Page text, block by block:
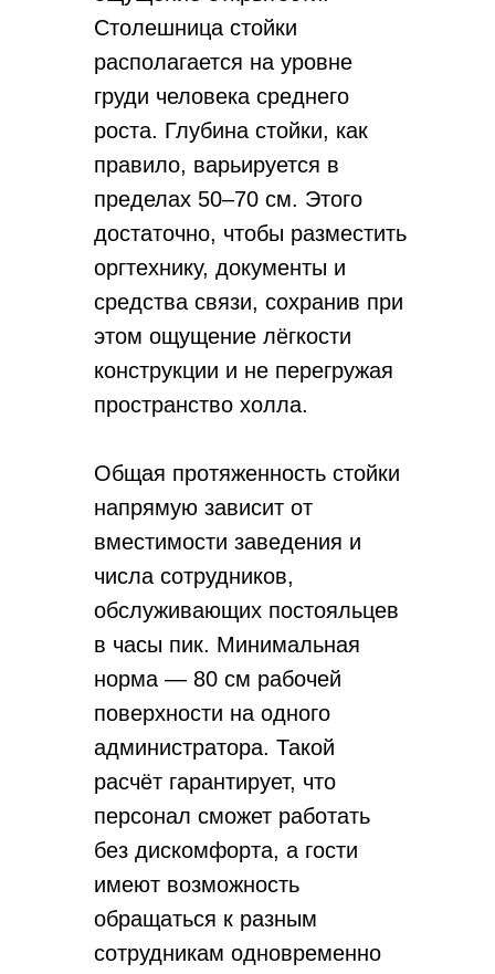
Столешница стойки
располагается на уровне
груди человека среднего
роста. Глубина стойки, как
правило, варьируется в
пределах 50–70 см. Этого
достаточно, чтобы разместить
оргтехнику, документы и
средства связи, сохранив при
этом ощущение лёгкости
конструкции и не перегружая
пространство холла.
Общая протяженность стойки
напрямую зависит от
вместимости заведения и
числа сотрудников,
обслуживающих постояльцев
в часы пик. Минимальная
норма — 80 см рабочей
поверхности на одного
администратора. Такой
расчёт гарантирует, что
персонал сможет работать
без дискомфорта, а гости
имеют возможность
обращаться к разным
сотрудникам одновременно